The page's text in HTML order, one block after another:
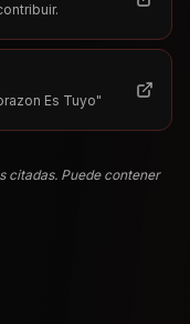
Es Tuyo"
citadas. Puede contener